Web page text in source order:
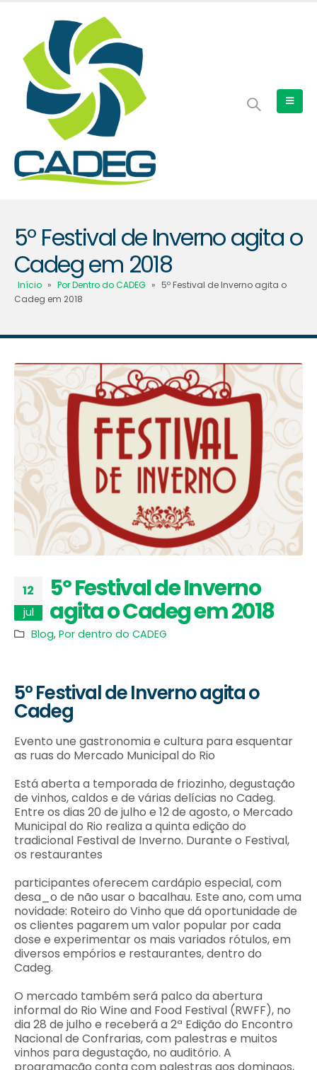
5º Festival de Inverno agita o
Cadeg em 2018
Início » Por Dentro do CADEG » 5º Festival de Inverno agita o
Cadeg em 2018
12
jul
5º Festival de Inverno
agita o Cadeg em 2018
Blog,Por dentro do CADEG
5º Festival de Inverno agita o
Cadeg
Evento une gastronomia e cultura para esquentar
as ruas do Mercado Municipal do Rio
Está aberta a temporada de friozinho, degustação
de vinhos, caldos e de várias delícias no Cadeg.
Entre os dias 20 de julho e 12 de agosto, o Mercado
Municipal do Rio realiza a quinta edição do
tradicional Festival de Inverno. Durante o Festival,
os restaurantes
participantes oferecem cardápio especial, com
desa_o de não usar o bacalhau. Este ano, com uma
novidade: Roteiro do Vinho que dá oportunidade de
os clientes pagarem um valor popular por cada
dose e experimentar os mais variados rótulos, em
diversos empórios e restaurantes, dentro do
Cadeg.
O mercado também será palco da abertura
informal do Rio Wine and Food Festival (RWFF), no
dia 28 de julho e receberá a 2ª Edição do Encontro
Nacional de Confrarias, com palestras e muitos
vinhos para degustação, no auditório. A